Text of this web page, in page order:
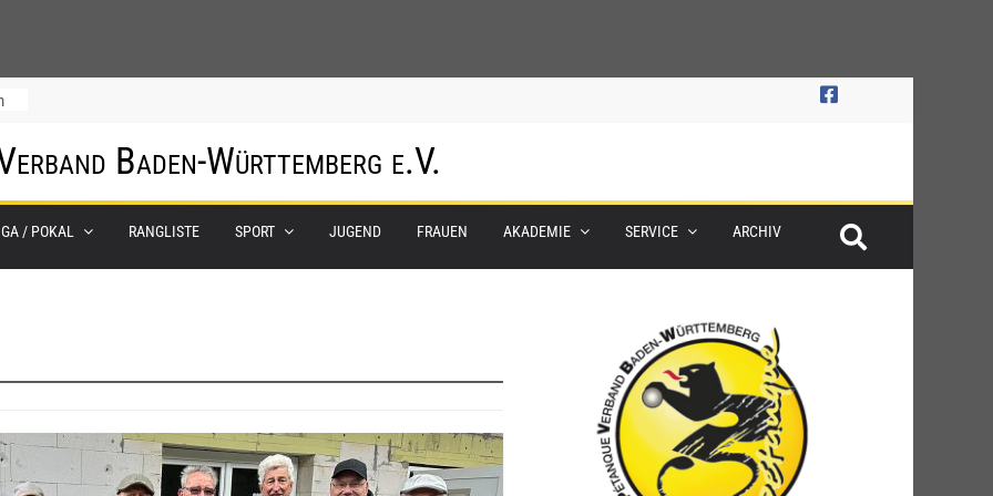
Baden-Württemberg e.V.
/ POKAL RANGLISTE SPORT JUGEND FRAUEN AKADEMIE SERVICE ARCHIV